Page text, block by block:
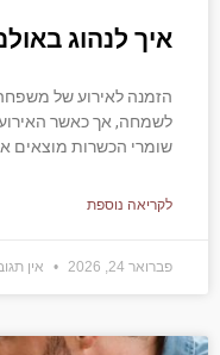
איך לנהוג
הזמנה לאירוע של
לשמחה, אך כאשר
שומרי הכשרות מוצאים
לקריאה נוספת
פברואר 24, 2026 אין